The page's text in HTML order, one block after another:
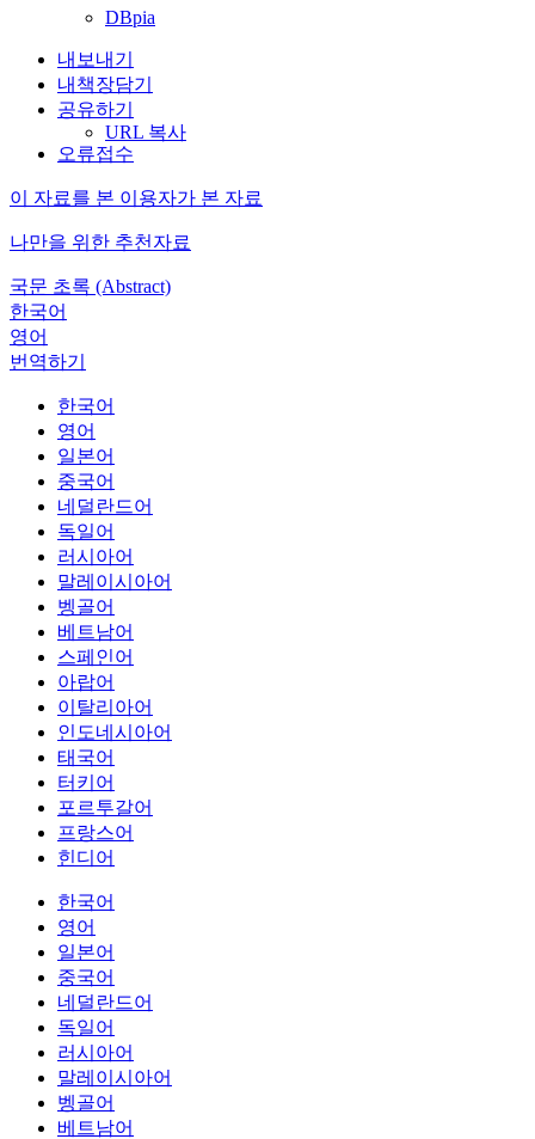
DBpia
내보내기
내책장담기
공유하기
URL 복사
오류접수
이 자료를 본 이용자가 본 자료
나만을 위한 추천자료
국문 초록 (Abstract)
한국어
영어
번역하기
한국어
영어
일본어
중국어
네덜란드어
독일어
러시아어
말레이시아어
벵골어
베트남어
스페인어
아랍어
이탈리아어
인도네시아어
태국어
터키어
포르투갈어
프랑스어
힌디어
한국어
영어
일본어
중국어
네덜란드어
독일어
러시아어
말레이시아어
벵골어
베트남어